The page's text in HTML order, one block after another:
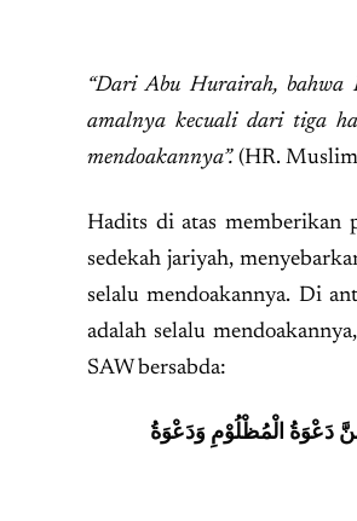
“Dari Abu Hurairah, bahwa
amalnya kecuali dari tiga
mendoakannya”. (HR.
Hadits di atas memberikan
sedekah jariyah,
selalu mendoakannya. Di
adalah selalu
SAW bersabda:
دَعْوَةُ الْمُظْلُوْمِ وَدَعْوَةُ